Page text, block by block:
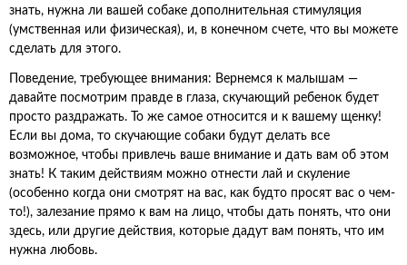
знать, нужна ли вашей собаке дополнительная стимуляция
(умственная или физическая), и, в конечном счете, что вы можете
сделать для этого.
Поведение, требующее внимания: Вернемся к малышам —
давайте посмотрим правде в глаза, скучающий ребенок будет
просто раздражать. То же самое относится и к вашему щенку!
Если вы дома, то скучающие собаки будут делать все
возможное, чтобы привлечь ваше внимание и дать вам об этом
знать! К таким действиям можно отнести лай и скуление
(особенно когда они смотрят на вас, как будто просят вас о чем-
то!), залезание прямо к вам на лицо, чтобы дать понять, что они
здесь, или другие действия, которые дадут вам понять, что им
нужна любовь.